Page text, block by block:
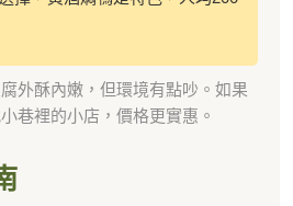
外酥內嫩，但環境有點吵。如果
巷裡的小店，價格更實惠。